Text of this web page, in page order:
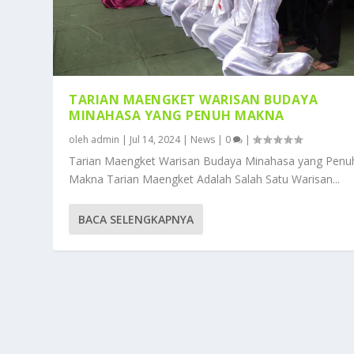
TARIAN MAENGKET WARISAN BUDAYA
MINAHASA YANG PENUH MAKNA
oleh admin | Jul 14, 2024| News | 0 |
Tarian Maengket Warisan Budaya Minahasa yang
Makna Tarian Maengket Adalah Salah Satu Warisan...
BACA SELENGKAPNYA